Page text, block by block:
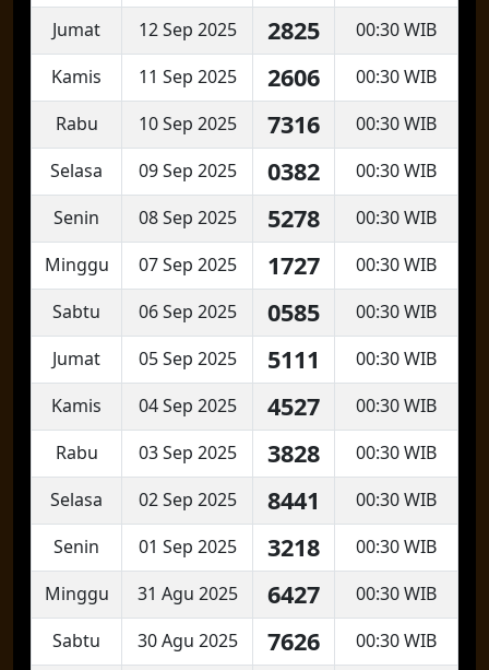
Jumat
12 Sep 2025 2825
00:30 WIB
Kamis
11 Sep 2025 2606
00:30 WIB
Rabu
10 Sep 2025 7316
00:30 WIB
Selasa
09 Sep 2025 0382
00:30 WIB
Senin
08 Sep 2025 5278
00:30 WIB
Minggu
07 Sep 2025 1727
00:30 WIB
Sabtu
06 Sep 2025 0585
00:30 WIB
Jumat
05 Sep 2025 5111
00:30 WIB
Kamis
04 Sep 2025 4527
00:30 WIB
Rabu
03 Sep 2025 3828
00:30 WIB
Selasa
02 Sep 2025 8441
00:30 WIB
Senin
01 Sep 2025 3218
00:30 WIB
Minggu
31 Agu 2025 6427
00:30 WIB
Sabtu
30 Agu 2025 7626
00:30 WIB